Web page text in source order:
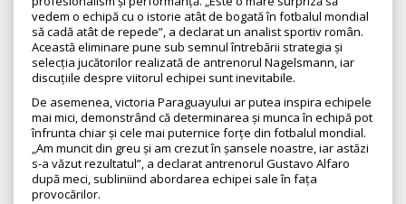
vedem o echipă cu o istorie atât de bogată în fotbalul mondial
să cadă atât de repede”, a declarat un analist sportiv român.
Această eliminare pune sub semnul întrebării strategia și
selecția jucătorilor realizată de antrenorul Nagelsmann, iar
discuțiile despre viitorul echipei sunt inevitabile.
De asemenea, victoria Paraguayului ar putea inspira echipele
mai mici, demonstrând că determinarea și munca în echipă pot
înfrunta chiar și cele mai puternice forțe din fotbalul mondial.
„Am muncit din greu și am crezut în șansele noastre, iar astăzi
s-a văzut rezultatul”, a declarat antrenorul Gustavo Alfaro
după meci, subliniind abordarea echipei sale în fața
provocărilor.